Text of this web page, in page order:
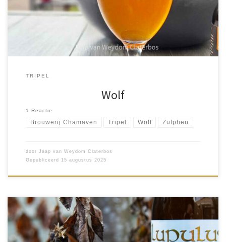
om […]
TRIPEL
Wolf
1 Reactie
Brouwerij Chamaven Tripel Wolf Zutphen
door Jaap van Weydom Claterbos
Gepubliceerd
15 augustus 2025